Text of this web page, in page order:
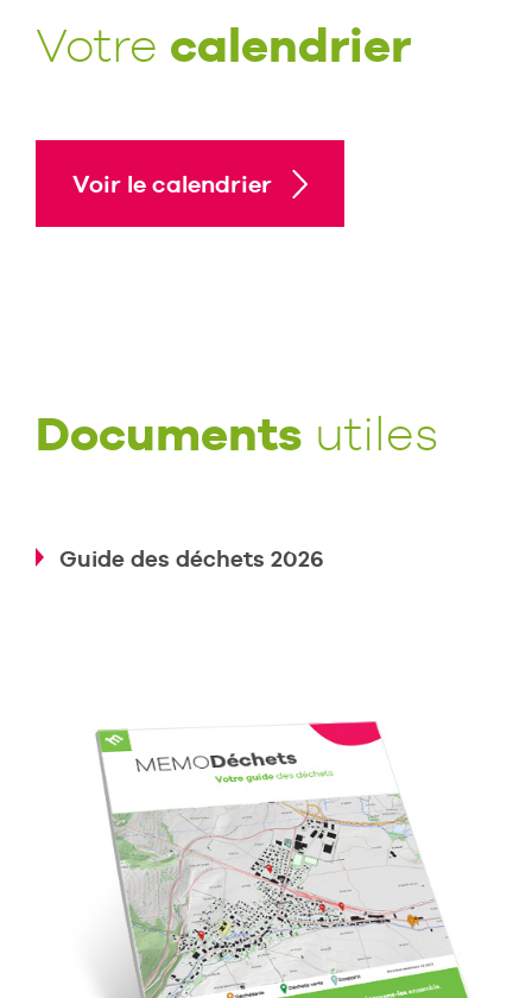
Votre calendrier
Voir le calendrier
Documents utiles
Guide des déchets 2026